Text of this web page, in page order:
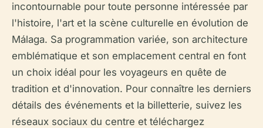
incontournable pour toute personne intéressée par
l'histoire, l'art et la scène culturelle en évolution de
Málaga. Sa programmation variée, son architecture
emblématique et son emplacement central en font
un choix idéal pour les voyageurs en quête de
tradition et d'innovation. Pour connaître les derniers
détails des événements et la billetterie, suivez les
réseaux sociaux du centre et téléchargez